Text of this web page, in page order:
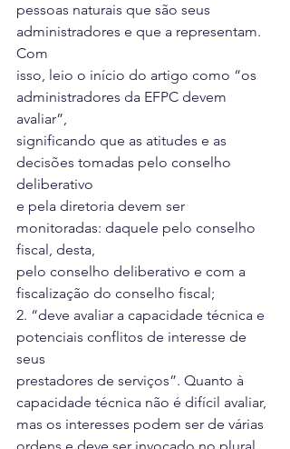
pessoas naturais que são seus
administradores e que a representam.
Com
isso, leio o início do artigo como “os
administradores da EFPC devem
avaliar”,
significando que as atitudes e as
decisões tomadas pelo conselho
deliberativo
e pela diretoria devem ser
monitoradas: daquele pelo conselho
fiscal, desta,
pelo conselho deliberativo e com a
fiscalização do conselho fiscal;
2. “deve avaliar a capacidade técnica e
potenciais conflitos de interesse de
seus
prestadores de serviços”. Quanto à
capacidade técnica não é difícil avaliar,
mas os interesses podem ser de várias